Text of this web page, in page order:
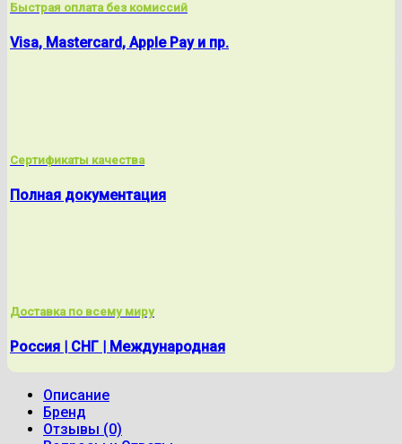
Быстрая оплата без комиссий
Visa, Mastercard, Apple Pay и пр.
Сертификаты качества
Полная документация
Доставка по всему миру
Россия | СНГ | Международная
Описание
Бренд
Отзывы (0)